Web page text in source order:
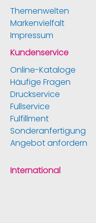
Themenwelten
Markenvielfalt
Impressum
Kundenservice
Online-Kataloge
Häufige Fragen
Druckservice
Fullservice
Fulfillment
Sonderanfertigung
Angebot anfordern
International